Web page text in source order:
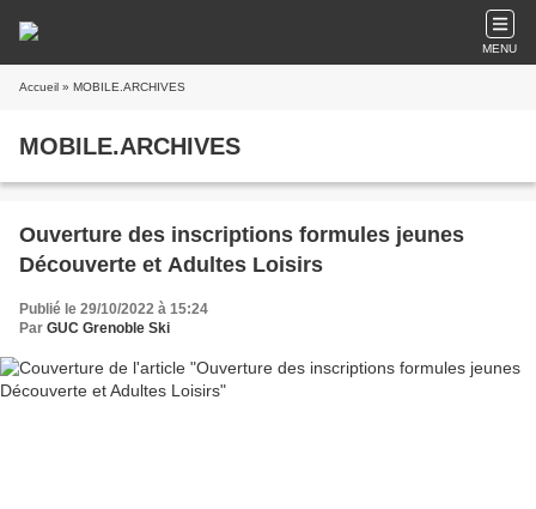
MENU
Accueil » MOBILE.ARCHIVES
MOBILE.ARCHIVES
Ouverture des inscriptions formules jeunes
Découverte et Adultes Loisirs
Publié le 29/10/2022 à 15:24
Par GUC Grenoble Ski